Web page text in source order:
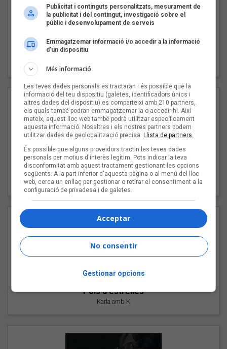
"Les cabres"
94 Rules amb Compte
"Pols d'estrelles"
Karla amb K
Publicitat i continguts personalitzats, mesurament de
la publicitat i del contingut, investigació sobre el
públic i desenvolupament de serveis
Emmagatzemar informació i/o accedir a la informació
d’un dispositiu
Més informació
Les teves dades personals es tractaran i és possible que la
informació del teu dispositiu (galetes, identificadors únics i
altres dades del dispositiu) es comparteixi amb 210 partners,
els quals també podran emmagatzemar-la o accedir-hi. Així
mateix, aquest lloc web també podrà utilitzar específicament
aquesta informació. Nosaltres i els nostres partners podem
utilitzar dades de geolocalització precisa.Llista de partners.
És possible que alguns proveïdors tractin les teves dades
personals per motius d'interès legítim. Pots indicar la teva
disconformitat amb aquest tractament gestionant les opcions
següents. A la part inferior d'aquesta pàgina o al menú del lloc
web, cerca un enllaç per gestionar o retirar el consentiment a la
configuració de privadesa i de galetes.
Acceptar
No consentir
Gestionar opcions